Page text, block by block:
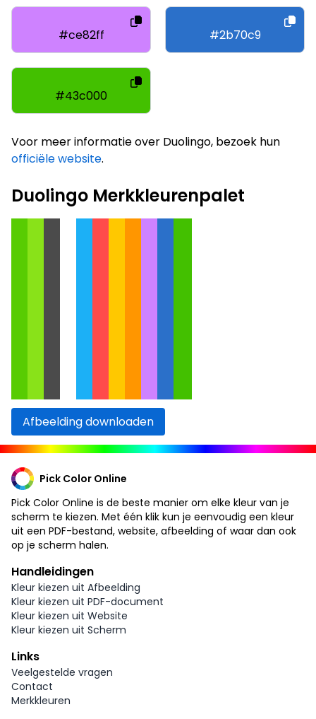
#ce82ff #2b70c9
#43c000
Voor meer informatie over Duolingo, bezoek hun
officiële website.
Duolingo Merkkleurenpalet
Afbeelding downloaden
Pick Color Online
Pick Color Online is de beste manier om elke kleur van je
scherm te kiezen. Met één klik kun je eenvoudig een kleur
uit een PDF-bestand, website, afbeelding of waar dan ook
op je scherm halen.
Handleidingen
Kleur kiezen uit Afbeelding
Kleur kiezen uit PDF-document
Kleur kiezen uit Website
Kleur kiezen uit Scherm
Links
Veelgestelde vragen
Contact
Merkkleuren